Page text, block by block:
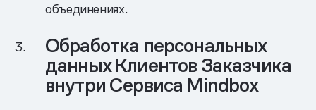
объединениях.
Обработка персональных
данных Клиентов Заказчика
внутри Сервиса Mindbox